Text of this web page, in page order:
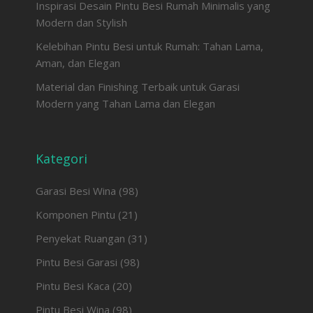
Inspirasi Desain Pintu Besi Rumah Minimalis yang
Modern dan Stylish
Kelebihan Pintu Besi untuk Rumah: Tahan Lama,
Aman, dan Elegan
Material dan Finishing Terbaik untuk Garasi
Modern yang Tahan Lama dan Elegan
Kategori
Garasi Besi Wina (98)
Komponen Pintu (21)
Penyekat Ruangan (31)
Pintu Besi Garasi (98)
Pintu Besi Kaca (20)
Pintu Besi Wina (98)